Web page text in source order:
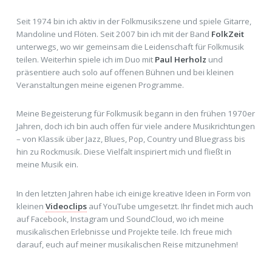
Seit 1974 bin ich aktiv in der Folkmusikszene und spiele Gitarre,
Mandoline und Flöten. Seit 2007 bin ich mit der Band FolkZeit
unterwegs, wo wir gemeinsam die Leidenschaft für Folkmusik
teilen. Weiterhin spiele ich im Duo mit Paul Herholz und
präsentiere auch solo auf offenen Bühnen und bei kleinen
Veranstaltungen meine eigenen Programme.
Meine Begeisterung für Folkmusik begann in den frühen 1970er
Jahren, doch ich bin auch offen für viele andere Musikrichtungen
– von Klassik über Jazz, Blues, Pop, Country und Bluegrass bis
hin zu Rockmusik. Diese Vielfalt inspiriert mich und fließt in
meine Musik ein.
In den letzten Jahren habe ich einige kreative Ideen in Form von
kleinen Videoclipsauf YouTube umgesetzt. Ihr findet mich auch
auf Facebook, Instagram und SoundCloud, wo ich meine
musikalischen Erlebnisse und Projekte teile. Ich freue mich
darauf, euch auf meiner musikalischen Reise mitzunehmen!